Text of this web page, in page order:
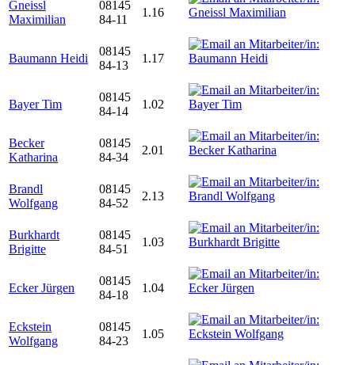
Gneissl
Maximilian
08145
84-11
1.16
Baumann Heidi
08145
84-13
1.17
Bayer Tim
08145
84-14
1.02
Becker
Katharina
08145
84-34
2.01
Brandl
Wolfgang
08145
84-52
2.13
Burkhardt
Brigitte
08145
84-51
1.03
Ecker Jürgen
08145
84-18
1.04
Eckstein
Wolfgang
08145
84-23
1.05